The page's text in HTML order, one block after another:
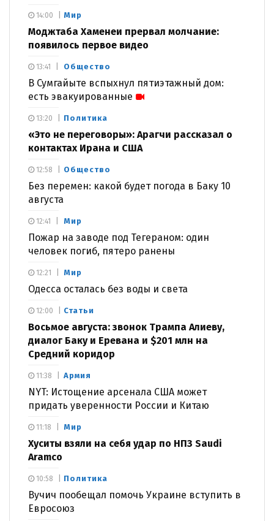
Мир
Моджтаба Хаменеи прервал молчание:
появилось первое видео
14:00
Общество
В Сумгайыте вспыхнул пятиэтажный дом:
есть эвакуированные
13:41
Политика
«Это не переговоры»: Арагчи рассказал о
контактах Ирана и США
13:20
Общество
Без перемен: какой будет погода в Баку 10
августа
12:58
Мир
Пожар на заводе под Тегераном: один
человек погиб, пятеро ранены
12:41
Мир
Одесса осталась без воды и света
12:21
Статьи
Восьмое августа: звонок Трампа Алиеву,
диалог Баку и Еревана и $201 млн на
Средний коридор
12:00
Армия
NYT: Истощение арсенала США может
придать уверенности России и Китаю
11:38
Мир
Хуситы взяли на себя удар по НПЗ Saudi
Aramco
11:18
Политика
Вучич пообещал помочь Украине вступить в
Евросоюз
10:58